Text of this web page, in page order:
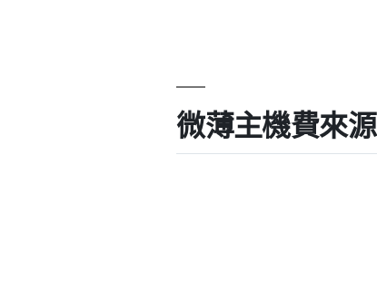
微薄主機費來源